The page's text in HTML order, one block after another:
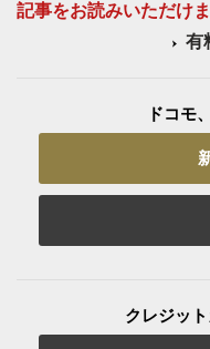
記事をお読みいただけ
有
ドコモ
クレジッ